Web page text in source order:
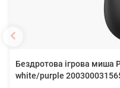
Бездротова ігрова миша
white/purple